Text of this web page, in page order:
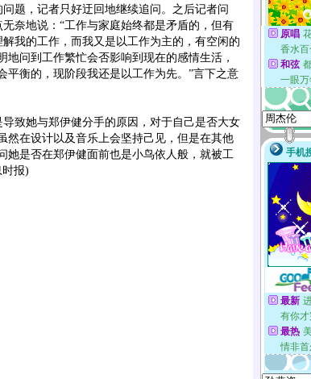
，记者只好迂回地继续追问。之后记者问
奈地说：“工作与家庭始终都是矛盾的，但有
我的工作，而我又是以工作为主的，有空闲的
问到工作繁忙会否影响到现在的感情生活，
平衡的，现阶段我还是以工作为先。”言下之意
她与郑伊健分手的原因，对于自己是否大女
然在设计以及音乐上会坚持己见，但是在其他
她是否在郑伊健面前也是小鸟依人般，就被工
报)